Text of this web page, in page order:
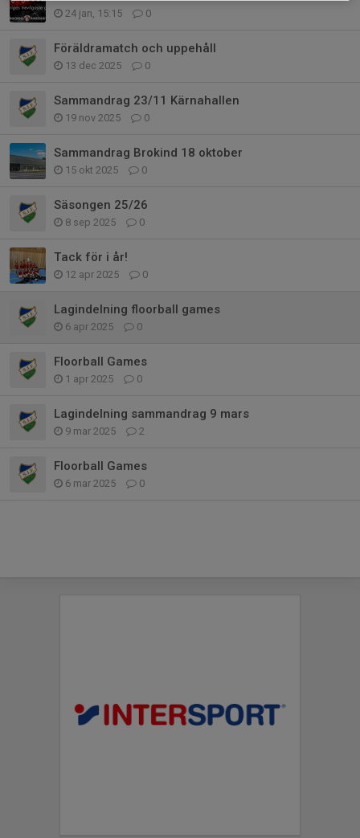
24 jan, 15:15 0
Föräldramatch och uppehåll
13 dec 2025 0
Sammandrag 23/11 Kärnahallen
19 nov 2025 0
Sammandrag Brokind 18 oktober
15 okt 2025 0
Säsongen 25/26
8 sep 2025 0
Tack för i år!
12 apr 2025 0
Lagindelning floorball games
6 apr 2025 0
Floorball Games
1 apr 2025 0
Lagindelning sammandrag 9 mars
9 mar 2025 2
Floorball Games
6 mar 2025 0